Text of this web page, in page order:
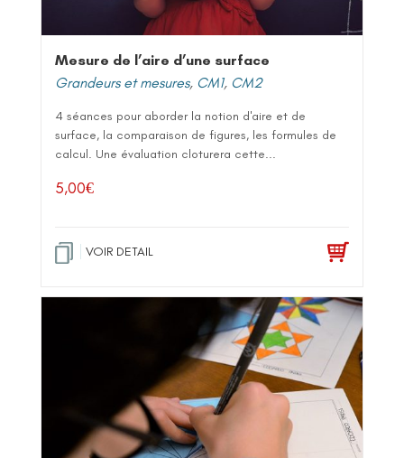
Mesure de l’aire d’une surface
Grandeurs et mesures, CM1, CM2
4 séances pour aborder la notion d'aire et de
surface, la comparaison de figures, les formules de
calcul. Une évaluation cloturera cette...
5,00€
VOIR DETAIL